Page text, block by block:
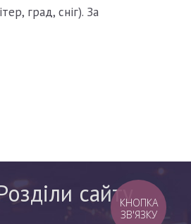
град, сніг). За
сайтуКНОПКА
ЗВ'ЯЗКУ